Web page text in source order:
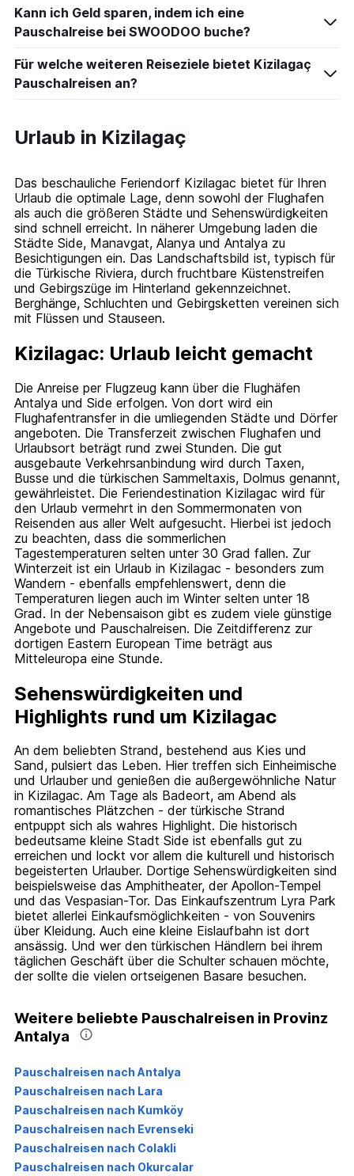
Kann ich Geld sparen, indem ich eine
Pauschalreise bei SWOODOO buche?
Für welche weiteren Reiseziele bietet Kizilagaç
Pauschalreisen an?
Urlaub in Kizilagaç
Das beschauliche Feriendorf Kizilagac bietet für Ihren
Urlaub die optimale Lage, denn sowohl der Flughafen
als auch die größeren Städte und Sehenswürdigkeiten
sind schnell erreicht. In näherer Umgebung laden die
Städte Side, Manavgat, Alanya und Antalya zu
Besichtigungen ein. Das Landschaftsbild ist, typisch für
die Türkische Riviera, durch fruchtbare Küstenstreifen
und Gebirgszüge im Hinterland gekennzeichnet.
Berghänge, Schluchten und Gebirgsketten vereinen sich
mit Flüssen und Stauseen.
Kizilagac: Urlaub leicht gemacht
Die Anreise per Flugzeug kann über die Flughäfen
Antalya und Side erfolgen. Von dort wird ein
Flughafentransfer in die umliegenden Städte und Dörfer
angeboten. Die Transferzeit zwischen Flughafen und
Urlaubsort beträgt rund zwei Stunden. Die gut
ausgebaute Verkehrsanbindung wird durch Taxen,
Busse und die türkischen Sammeltaxis, Dolmus genannt,
gewährleistet. Die Feriendestination Kizilagac wird für
den Urlaub vermehrt in den Sommermonaten von
Reisenden aus aller Welt aufgesucht. Hierbei ist jedoch
zu beachten, dass die sommerlichen
Tagestemperaturen selten unter 30 Grad fallen. Zur
Winterzeit ist ein Urlaub in Kizilagac - besonders zum
Wandern - ebenfalls empfehlenswert, denn die
Temperaturen liegen auch im Winter selten unter 18
Grad. In der Nebensaison gibt es zudem viele günstige
Angebote und Pauschalreisen. Die Zeitdifferenz zur
dortigen Eastern European Time beträgt aus
Mitteleuropa eine Stunde.
Sehenswürdigkeiten und
Highlights rund um Kizilagac
An dem beliebten Strand, bestehend aus Kies und
Sand, pulsiert das Leben. Hier treffen sich Einheimische
und Urlauber und genießen die außergewöhnliche Natur
in Kizilagac. Am Tage als Badeort, am Abend als
romantisches Plätzchen - der türkische Strand
entpuppt sich als wahres Highlight. Die historisch
bedeutsame kleine Stadt Side ist ebenfalls gut zu
erreichen und lockt vor allem die kulturell und historisch
begeisterten Urlauber. Dortige Sehenswürdigkeiten sind
beispielsweise das Amphitheater, der Apollon-Tempel
und das Vespasian-Tor. Das Einkaufszentrum Lyra Park
bietet allerlei Einkaufsmöglichkeiten - von Souvenirs
über Kleidung. Auch eine kleine Eislaufbahn ist dort
ansässig. Und wer den türkischen Händlern bei ihrem
täglichen Geschäft über die Schulter schauen möchte,
der sollte die vielen ortseigenen Basare besuchen.
Weitere beliebte Pauschalreisen in Provinz
Antalya
Pauschalreisen nach Antalya
Pauschalreisen nach Lara
Pauschalreisen nach Kumköy
Pauschalreisen nach Evrenseki
Pauschalreisen nach Colakli
Pauschalreisen nach Okurcalar